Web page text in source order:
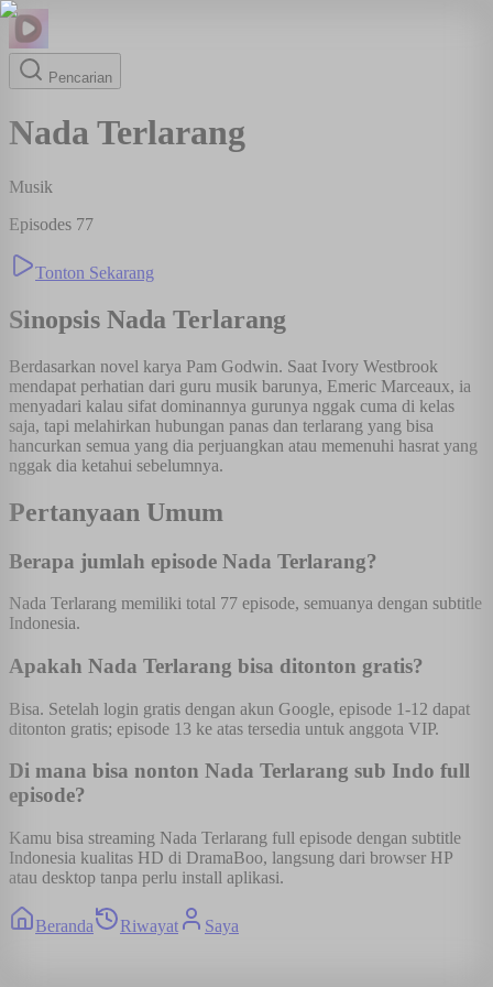
Pencarian
Nada Terlarang
Musik
Episodes 77
Tonton Sekarang
Sinopsis Nada Terlarang
Berdasarkan novel karya Pam Godwin. Saat Ivory Westbrook
mendapat perhatian dari guru musik barunya, Emeric Marceaux, ia
menyadari kalau sifat dominannya gurunya nggak cuma di kelas
saja, tapi melahirkan hubungan panas dan terlarang yang bisa
hancurkan semua yang dia perjuangkan atau memenuhi hasrat yang
nggak dia ketahui sebelumnya.
Pertanyaan Umum
Berapa jumlah episode Nada Terlarang?
Nada Terlarang memiliki total 77 episode, semuanya dengan subtitle
Indonesia.
Apakah Nada Terlarang bisa ditonton gratis?
Bisa. Setelah login gratis dengan akun Google, episode 1-12 dapat
ditonton gratis; episode 13 ke atas tersedia untuk anggota VIP.
Di mana bisa nonton Nada Terlarang sub Indo full
episode?
Kamu bisa streaming Nada Terlarang full episode dengan subtitle
Indonesia kualitas HD di DramaBoo, langsung dari browser HP
atau desktop tanpa perlu install aplikasi.
Beranda Riwayat Saya